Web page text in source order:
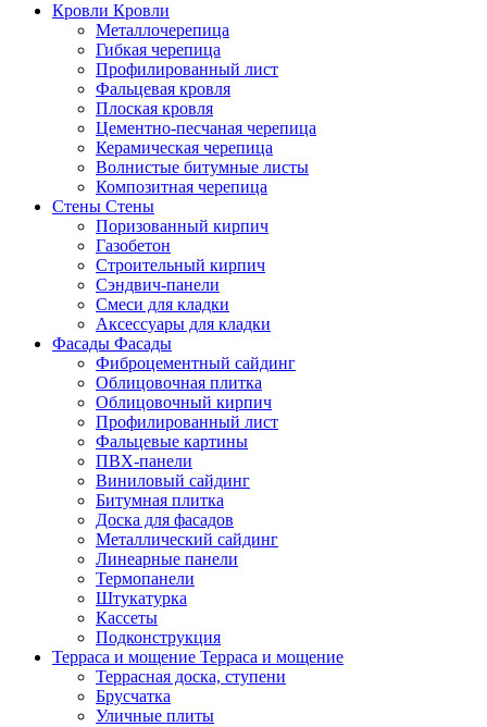
Кровли Кровли
Металлочерепица
Гибкая черепица
Профилированный лист
Фальцевая кровля
Плоская кровля
Цементно-песчаная черепица
Керамическая черепица
Волнистые битумные листы
Композитная черепица
Стены Стены
Поризованный кирпич
Газобетон
Строительный кирпич
Сэндвич-панели
Смеси для кладки
Аксессуары для кладки
Фасады Фасады
Фиброцементный сайдинг
Облицовочная плитка
Облицовочный кирпич
Профилированный лист
Фальцевые картины
ПВХ-панели
Виниловый сайдинг
Битумная плитка
Доска для фасадов
Металлический сайдинг
Линеарные панели
Термопанели
Штукатурка
Кассеты
Подконструкция
Терраса и мощение Терраса и мощение
Террасная доска, ступени
Брусчатка
Уличные плиты